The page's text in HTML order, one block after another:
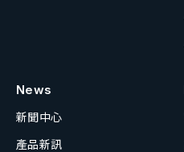
News
新聞中心
產品新訊